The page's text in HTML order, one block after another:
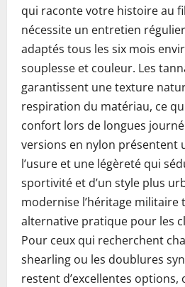
qui raconte votre histoire au
nécessite un entretien
adaptés tous les six mois
souplesse et couleur. Les
garantissent une texture
respiration du matériau, ce
confort lors de longues
versions en nylon présentent
l’usure et une légèreté qui
sportivité et d’un style plus
modernise l’héritage
alternative pratique pour les
Pour ceux qui recherchent
shearling ou les doublures
restent d’excellentes